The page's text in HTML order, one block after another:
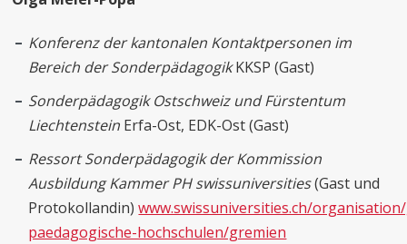
Konferenz der kantonalen Kontaktpersonen im
Bereich der SonderpädagogikKKSP (Gast)
Sonderpädagogik Ostschweiz und Fürstentum
Liechtenstein Erfa-Ost, EDK-Ost (Gast)
Ressort Sonderpädagogik der Kommission
Ausbildung Kammer PH swissuniversities(Gast und
Protokollandin)www.swissuniversities.ch/
paedagogische-hochschulen/gremien